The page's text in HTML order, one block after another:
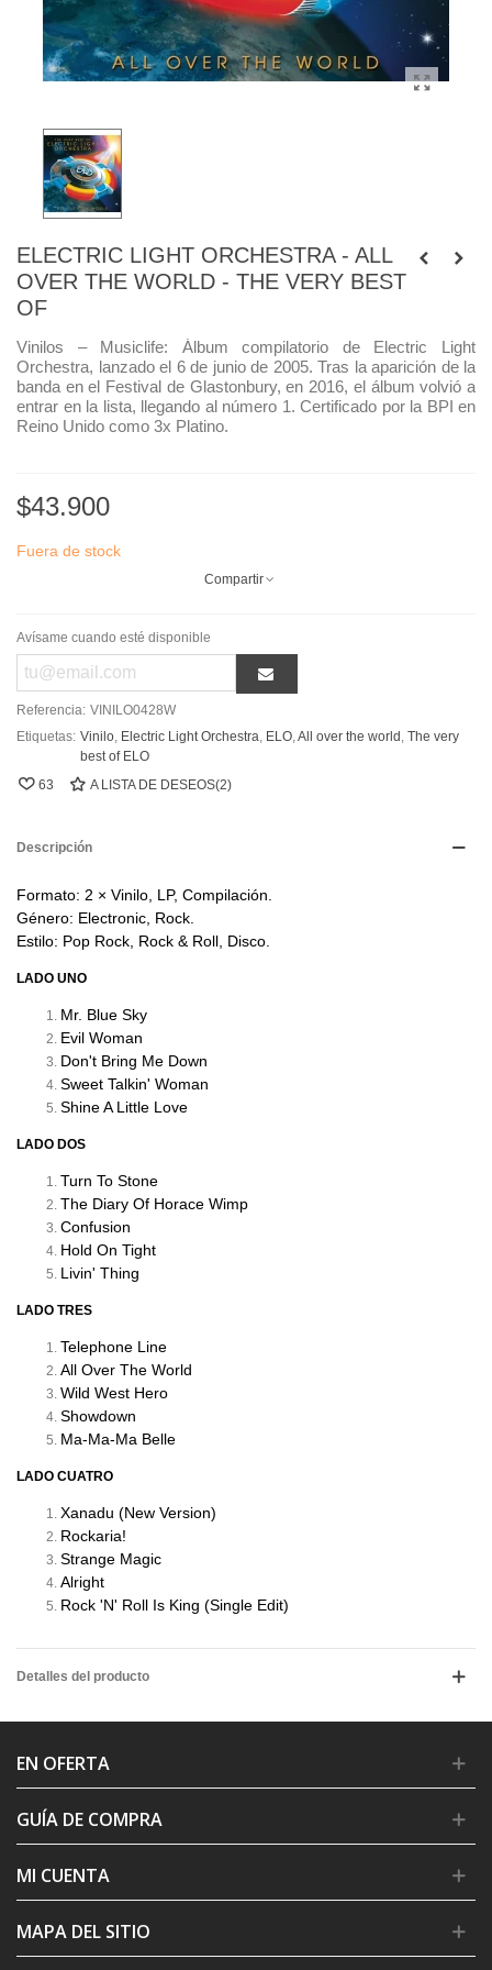
ELECTRIC LIGHT ORCHESTRA - ALL
OVER THE WORLD - THE VERY BEST
OF
Vinilos – Musiclife: Álbum compilatorio de Electric Light
Orchestra, lanzado el 6 de junio de 2005. Tras la aparición de la
banda en el Festival de Glastonbury, en 2016, el álbum volvió a
entrar en la lista, llegando al número 1. Certificado por la BPI en
Reino Unido como 3x Platino.
$43.900
Fuera de stock
Compartir
Avísame cuando esté disponible
Referencia: VINILO0428W
Etiquetas: Vinilo, Electric Light Orchestra, ELO,All over the world , The very
best of ELO
63
A LISTA DE DESEOS(2)
Descripción
Formato: 2 × Vinilo, LP, Compilación.
Género: Electronic, Rock.
Estilo: Pop Rock, Rock & Roll, Disco.
LADO UNO
Mr. Blue Sky
Evil Woman
Don't Bring Me Down
Sweet Talkin' Woman
Shine A Little Love
LADO DOS
Turn To Stone
The Diary Of Horace Wimp
Confusion
Hold On Tight
Livin' Thing
LADO TRES
Telephone Line
All Over The World
Wild West Hero
Showdown
Ma-Ma-Ma Belle
LADO CUATRO
Xanadu (New Version)
Rockaria!
Strange Magic
Alright
Rock 'N' Roll Is King (Single Edit)
Detalles del producto
EN OFERTA
GUÍA DE COMPRA
MI CUENTA
MAPA DEL SITIO